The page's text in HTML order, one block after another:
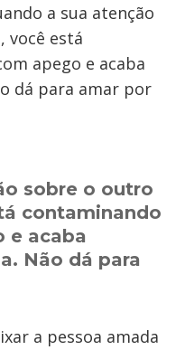
a sua atenção
você está
apego e acaba
dá para amar por
sobre o outro
contaminando
e acaba
Não dá para
a pessoa amada